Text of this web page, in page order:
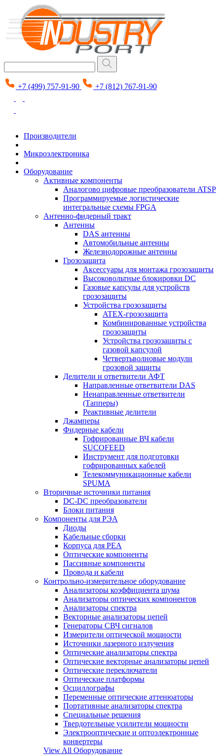
+7 (499) 757-91-90 +7 (812) 767-91-90
Производители
Микроэлектроника
Оборудование
Активные компоненты
Аналогово цифровые преобразователи ATSP
Программируемые логистические
интегральные схемы FPGA
Антенно-фидерный тракт
Антенны
DAS антенны
Автомобильные антенны
Железнодорожные антенны
Грозозащита
Аксессуары для монтажа грозозащиты
Высоковольтные блокировки DC
Газовые капсулы для устройств
грозозащиты
Устройства грозозащиты
ATEX-грозозащита
Комбинированные устройства
грозозащиты
Устройства грозозащиты с
газовой капсулой
Четвертьволновые модули
грозовой защиты
Делители и ответвители АФТ
Направленные ответвители DAS
Ненаправленные ответвители
(Тапперы)
Реактивные делители
Джамперы
Фидерные кабели
Гофрированные ВЧ кабели
SUCOFEED
Инструмент для подготовки
гофрированных кабелей
Телекоммуникационные кабели
SPUMA
Вторичные источники питания
DC-DC преобразователи
Блоки питания
Компоненты для РЭА
Диоды
Кабельные сборки
Корпуса для РЕА
Оптические компоненты
Пассивные компоненты
Провода и кабели
Контрольно-измерительное оборудование
Анализаторы коэффициента шума
Анализаторы оптических компонентов
Анализаторы спектра
Векторные анализаторы цепей
Генераторы СВЧ сигналов
Измерители оптической мощности
Источники лазерного излучения
Оптические анализаторы спектра
Оптические векторные анализаторы цепей
Оптические переключатели
Оптические платформы
Осциллографы
Переменные оптические аттенюаторы
Портативные анализаторы спектра
Специальные решения
Твердотельные усилители мощности
Электрооптические и оптоэлектронные
конвертеры
View All Оборудование